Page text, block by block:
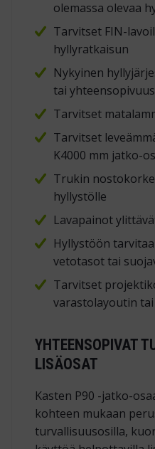
olemassa olevaa
Tarvitset FIN-
hyllyratkaisun
Nykyinen
tai
Tarvitset
Tarvitset
K4000 mm jatko-
Trukin
hyllystölle
Lavapainot
Hyllystöön
vetotasot tai
Tarvitset
varastolayoutin
YHTEENSOPIVAT
LISÄOSAT
Kasten P90 -jatko-
kohteen mukaan
turvallisuusosilla,